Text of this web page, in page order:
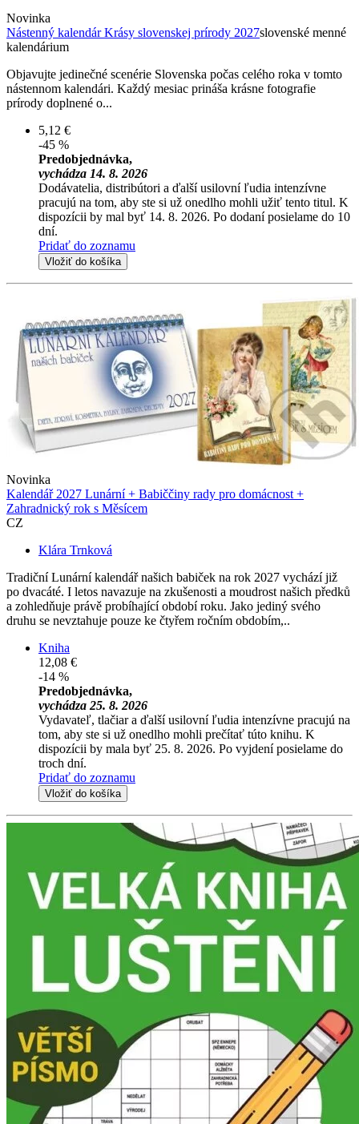
Novinka
Nástenný kalendár Krásy slovenskej prírody 2027slovenské menné
kalendárium
Objavujte jedinečné scenérie Slovenska počas celého roka v tomto
nástennom kalendári. Každý mesiac prináša krásne fotografie
prírody doplnené o...
5,12 €
-45 %
Predobjednávka,
vychádza 14. 8. 2026
Dodávatelia, distribútori a ďalší usilovní ľudia intenzívne
pracujú na tom, aby ste si už onedlho mohli užiť tento titul. K
dispozícii by mal byť 14. 8. 2026. Po dodaní posielame do 10
dní.
Pridať do zoznamu
Vložiť do košíka
Novinka
Kalendář 2027 Lunární + Babiččiny rady pro domácnost +
Zahradnický rok s Měsícem
CZ
Klára Trnková
Tradiční Lunární kalendář našich babiček na rok 2027 vychází již
po dvacáté. I letos navazuje na zkušenosti a moudrost našich předků
a zohledňuje právě probíhající období roku. Jako jediný svého
druhu se nevztahuje pouze ke čtyřem ročním obdobím,..
Kniha
12,08 €
-14 %
Predobjednávka,
vychádza 25. 8. 2026
Vydavateľ, tlačiar a ďalší usilovní ľudia intenzívne pracujú na
tom, aby ste si už onedlho mohli prečítať túto knihu. K
dispozícii by mala byť 25. 8. 2026. Po vyjdení posielame do
troch dní.
Pridať do zoznamu
Vložiť do košíka